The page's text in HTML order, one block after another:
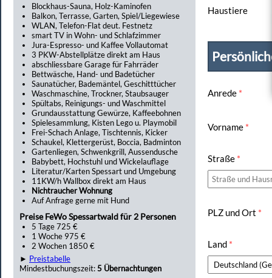
Blockhaus-Sauna, Holz-Kaminofen
Balkon, Terrasse, Garten, Spiel/Liegewiese
WLAN, Telefon-Flat deut. Festnetz
smart TV in Wohn- und Schlafzimmer
Jura-Espresso- und Kaffee Vollautomat
3 PKW-Abstellplätze direkt am Haus
abschliessbare Garage für Fahrräder
Bettwäsche, Hand- und Badetücher
Saunatücher, Bademäntel, Geschitttücher
Waschmaschine, Trockner, Staubsauger
Spültabs, Reinigungs- und Waschmittel
Grundausstattung Gewürze, Kaffeebohnen
Spielesammlung, Kisten Lego u. Playmobil
Frei-Schach Anlage, Tischtennis, Kicker
Schaukel, Klettergerüst, Boccia, Badminton
Gartenliegen, Schwenkgrill, Aussendusche
Babybett, Hochstuhl und Wickelauflage
Literatur/Karten Spessart und Umgebung
11KW/h Wallbox direkt am Haus
Nichtraucher Wohnung
Auf Anfrage gerne mit Hund
Preise FeWo Spessartwald für 2 Personen
5 Tage 725 €
1 Woche 975 €
2 Wochen 1850 €
► Preistabelle
Mindestbuchungszeit:5 Übernachtungen
Haustiere
Anrede *
Vorname *
Straße *
PLZ und Ort *
Land *